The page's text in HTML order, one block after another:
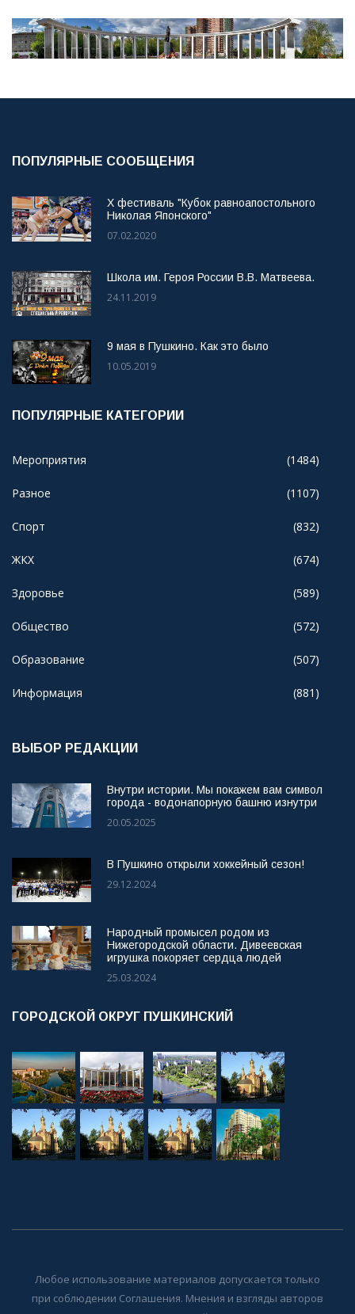
ПОПУЛЯРНЫЕ СООБЩЕНИЯ
X фестиваль "Кубок равноапостольного
Николая Японского"
07.02.2020
Школа им. Героя России В.В. Матвеева.
24.11.2019
9 мая в Пушкино. Как это было
10.05.2019
ПОПУЛЯРНЫЕ КАТЕГОРИИ
Мероприятия (1484)
Разное (1107)
Спорт (832)
ЖКХ (674)
Здоровье (589)
Общество (572)
Образование (507)
Информация (881)
ВЫБОР РЕДАКЦИИ
Внутри истории. Мы покажем вам символ
города - водонапорную башню изнутри
20.05.2025
В Пушкино открыли хоккейный сезон!
29.12.2024
Народный промысел родом из
Нижегородской области. Дивеевская
игрушка покоряет сердца людей
25.03.2024
ГОРОДСКОЙ ОКРУГ ПУШКИНСКИЙ
Любое использование материалов допускается только
при соблюдении Соглашения. Мнения и взгляды авторов